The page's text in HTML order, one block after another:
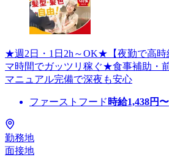
★週2日・1日2h～OK★【夜勤で高時
マ時間でガッツリ稼ぐ★食事補助・
マニュアル完備で深夜も安心
ファーストフード 時給1,438円〜
勤務地
面接地